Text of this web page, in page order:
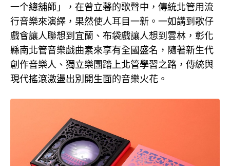
一个總舖師」，在曾立馨的歌聲中，傳統北管用流
行音樂來演繹，果然使人耳目一新。一如講到歌仔
戲會讓人聯想到宜蘭、布袋戲讓人想到雲林，彰化
縣南北管音樂戲曲素來享有全國盛名，隨著新生代
創作音樂人、獨立樂團踏上北管學習之路，傳統與
現代搖滾激盪出別開生面的音樂火花。